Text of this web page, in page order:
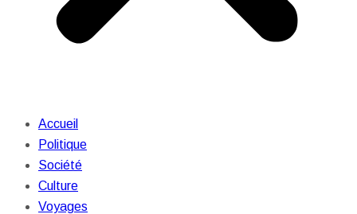
Accueil
Politique
Société
Culture
Voyages